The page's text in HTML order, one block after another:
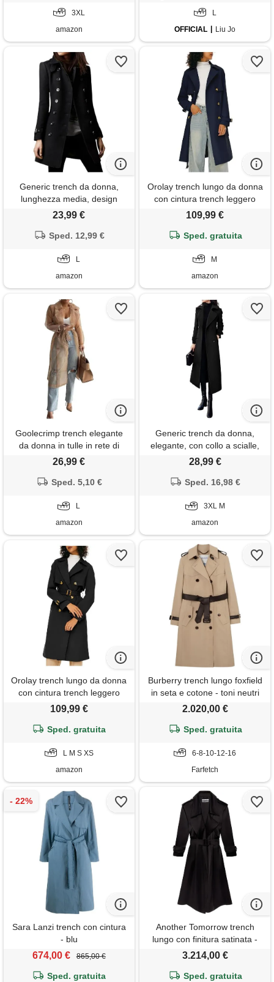
3XL
amazon
L
OFFICIAL
Liu Jo
Generic trench da donna,
lunghezza media, design
semplice, revers a lancia,
lungo
23,99 €
Sped. 12,99 €
L
amazon
Orolay trench lungo da donna
con cintura trench leggero
doppiopetto con spolverino
109,99 €
Sped. gratuita
M
amazon
Goolecrimp trench elegante
da donna in tulle in rete di
organza trasparente trench
cardigan lungo con lacci
26,99 €
Sped. 5,10 €
L
amazon
Generic trench da donna,
elegante, con collo a scialle,
doppiopetto, lungo, soprabito
nero, 3xl
28,99 €
Sped. 16,98 €
3XL M
amazon
Orolay trench lungo da donna
con cintura trench leggero
doppiopetto con spolverino
109,99 €
Sped. gratuita
L M S XS
amazon
Burberry trench lungo foxfield
in seta e cotone - toni neutri
2.020,00 €
Sped. gratuita
6-8-10-12-16
Farfetch
Sara Lanzi trench con cintura
- blu
674,00 € 865,00 €
Sped. gratuita
Another Tomorrow trench
lungo con finitura satinata -
nero
3.214,00 €
Sped. gratuita